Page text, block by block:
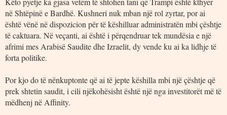
në Shtëpinë e Bardhë. Kushneri nuk mban një rol zyrtar, por ai
është vënë në dispozicion për të këshilluar administratën mbi çështje
të caktuara. Në veçanti, ai është i përqendruar tek mundësia e një
afrimi mes Arabisë Saudite dhe Izraelit, dy vende ku ai ka lidhje të
forta politike.
Por kjo do të nënkuptonte që ai të jepte këshilla mbi një çështje që
prek shtetin saudit, i cili njëkohësisht është një nga investitorët më të
mëdhenj në Affinity.